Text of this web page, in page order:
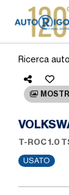
Ricerca auto
T-ROC 1.0
USATO